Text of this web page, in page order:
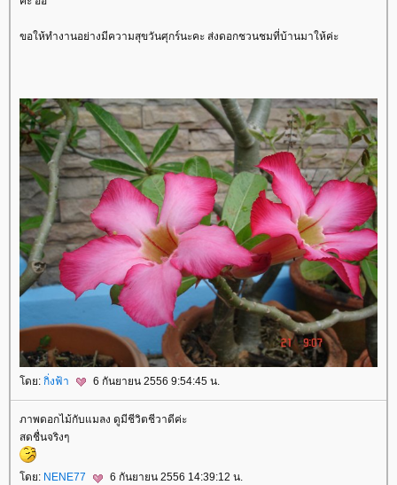
ขอให้ทำงานอย่างมีความสุขวันศุกร์นะคะ ส่งดอกชวนชมที่บ้านมาให้ค่ะ
ดย: กิ่งฟ้า 6 กันยายน 2556 9:54:45 น.
ภาพดอกไม้กับแมลง ดูมีชีวิตชีวาดีค่ะ
สดชื่นจริงๆ
ดย: NENE77 6 กันยายน 2556 14:39:12 น.